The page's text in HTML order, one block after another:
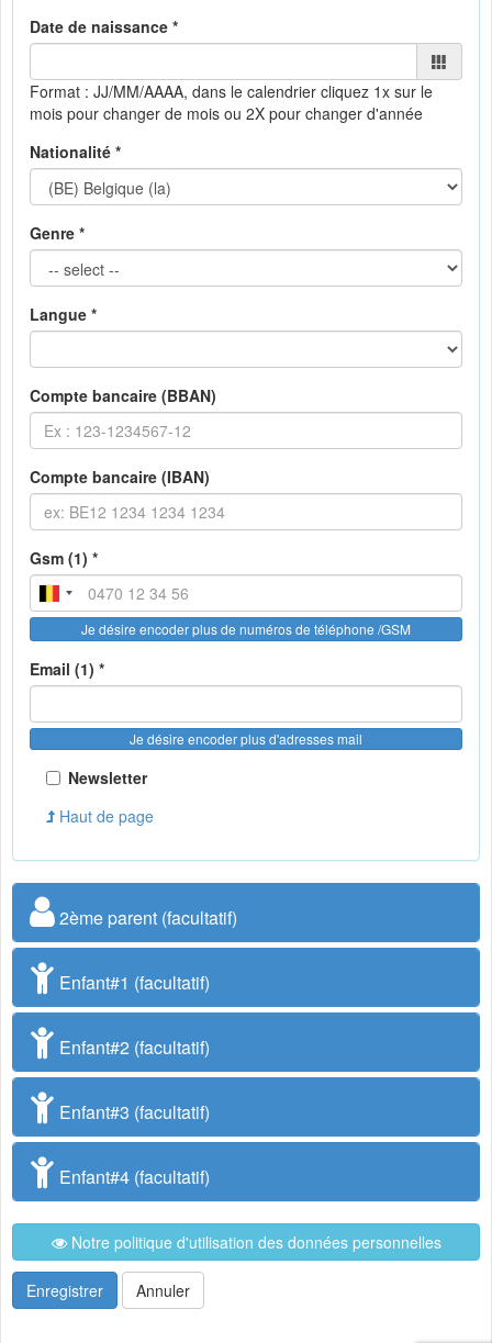
Date de naissance *
Format : JJ/MM/AAAA, dans le calendrier cliquez 1x sur le
mois pour changer de mois ou 2X pour changer d'année
Nationalité *
Genre *
Langue *
Compte bancaire (BBAN)
Compte bancaire (IBAN)
Gsm (1) *
Je désire encoder plus de numéros de téléphone /GSM
Email (1) *
Je désire encoder plus d'adresses mail
Newsletter
Haut de page
2ème parent (facultatif)
Enfant#1 (facultatif)
Enfant#2 (facultatif)
Enfant#3 (facultatif)
Enfant#4 (facultatif)
Notre politique d'utilisation des données personnelles
Enregistrer Annuler